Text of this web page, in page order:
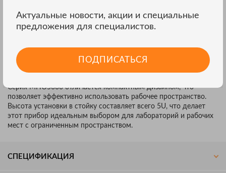
возможность обновления прошивки онлайн гарантирует
актуальность программного обеспечения.
КОМПАКТНЫЙ ДИЗАЙН ДЛЯ РАБОЧЕГО
ПРОСТРАНСТВА
Серия MHO5000 отличается компактным дизайном, что
позволяет эффективно использовать рабочее пространство.
Высота установки в стойку составляет всего 5U, что делает
этот прибор идеальным выбором для лабораторий и рабочих
мест с ограниченным пространством.
СПЕЦИФИКАЦИЯ
Актуальные новости, акции и специальные
предложения для специалистов.
ПОДПИСАТЬСЯ